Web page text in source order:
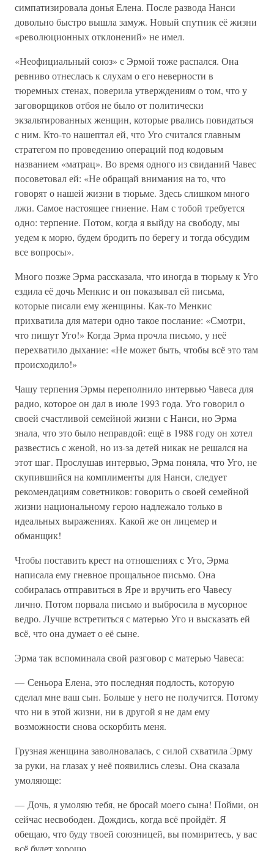
симпатизировала донья Елена. После развода Нанси
довольно быстро вышла замуж. Новый спутник её жизни
«революционных отклонений» не имел.
«Неофициальный союз» с Эрмой тоже распался. Она
ревниво отнеслась к слухам о его неверности в
тюремных стенах, поверила утверждениям о том, что у
заговорщиков отбоя не было от политически
экзальтированных женщин, которые рвались повидаться
с ним. Кто-то нашептал ей, что Уго считался главным
стратегом по проведению операций под кодовым
названием «матрац». Во время одного из свиданий Чавес
посоветовал ей: «Не обращай внимания на то, что
говорят о нашей жизни в тюрьме. Здесь слишком много
лжи. Самое настоящее гниение. Нам с тобой требуется
одно: терпение. Потом, когда я выйду на свободу, мы
уедем к морю, будем бродить по берегу и тогда обсудим
все вопросы».
Много позже Эрма рассказала, что иногда в тюрьму к Уго
ездила её дочь Менкис и он показывал ей письма,
которые писали ему женщины. Как-то Менкис
прихватила для матери одно такое послание: «Смотри,
что пишут Уго!» Когда Эрма прочла письмо, у неё
перехватило дыхание: «Не может быть, чтобы всё это там
происходило!»
Чашу терпения Эрмы переполнило интервью Чавеса для
радио, которое он дал в июле 1993 года. Уго говорил о
своей счастливой семейной жизни с Нанси, но Эрма
знала, что это было неправдой: ещё в 1988 году он хотел
развестись с женой, но из-за детей никак не решался на
этот шаг. Прослушав интервью, Эрма поняла, что Уго, не
скупившийся на комплименты для Нанси, следует
рекомендациям советников: говорить о своей семейной
жизни национальному герою надлежало только в
идеальных выражениях. Какой же он лицемер и
обманщик!
Чтобы поставить крест на отношениях с Уго, Эрма
написала ему гневное прощальное письмо. Она
собиралась отправиться в Яре и вручить его Чавесу
лично. Потом порвала письмо и выбросила в мусорное
ведро. Лучше встретиться с матерью Уго и высказать ей
всё, что она думает о её сыне.
Эрма так вспоминала свой разговор с матерью Чавеса:
— Сеньора Елена, это последняя подлость, которую
сделал мне ваш сын. Больше у него не получится. Потому
что ни в этой жизни, ни в другой я не дам ему
возможности снова оскорбить меня.
Грузная женщина заволновалась, с силой схватила Эрму
за руки, на глазах у неё появились слезы. Она сказала
умоляюще:
— Дочь, я умоляю тебя, не бросай моего сына! Пойми, он
сейчас несвободен. Дождись, когда всё пройдёт. Я
обещаю, что буду твоей союзницей, вы помиритесь, у вас
всё будет хорошо.